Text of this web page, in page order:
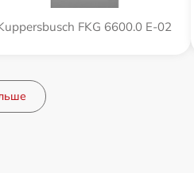
FKG 6600.0 E-02